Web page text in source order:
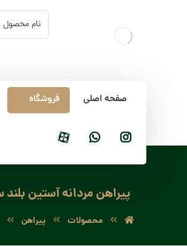
صفحه اصلی فروشگاه
پیراهن مردانه آستین
محصولات پیراهن